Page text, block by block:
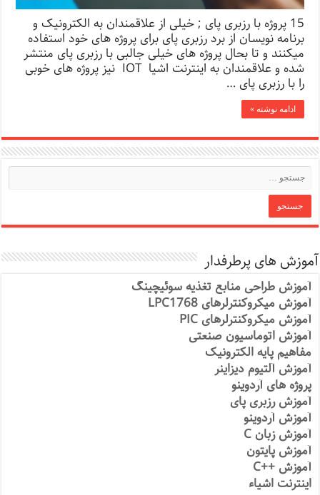
15 پروژه با رزبری پای ; خیلی از علاقمندان به الکترونیک و
برنامه نویسان از برد رزبری پای برای پروژه های خود استفاده
میکنند و تا بحال پروژه های خیلی جالبی با رزبری پای منتشر
شده و علاقمندان به اینترنت اشیا IOT نیز پروژه های خوبی
را با رزبری پای …
ادامه نوشته »
آموزش های پرطرفدار
آموزش طراحی منابع تغذیه سوئیچینگ
آموزش میکروکنترلرهای LPC1768
آموزش میکروکنترلرهای PIC
آموزش اتوماسیون صنعتی
مفاهیم پایه الکترونیک
آموزش آلتیوم دیزاینر
پروژه های آردوینو
آموزش رزبری پای
آموزش آردوینو
آموزش زبان C
آموزش پایتون
آموزش ++C
اینترنت اشیاء